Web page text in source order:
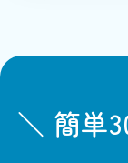
＼ 簡単